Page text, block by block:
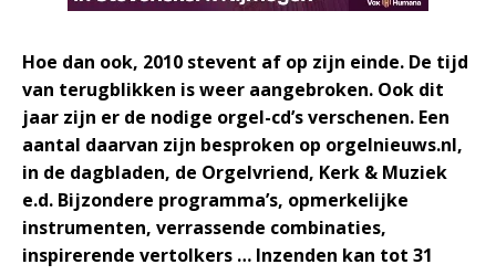
Hoe dan ook, 2010 stevent af op zijn einde. De tijd
van terugblikken is weer aangebroken. Ook dit
jaar zijn er de nodige orgel-cd’s verschenen. Een
aantal daarvan zijn besproken op orgelnieuws.nl,
in de dagbladen, de Orgelvriend, Kerk & Muziek
e.d. Bijzondere programma’s, opmerkelijke
instrumenten, verrassende combinaties,
inspirerende vertolkers … Inzenden kan tot 31